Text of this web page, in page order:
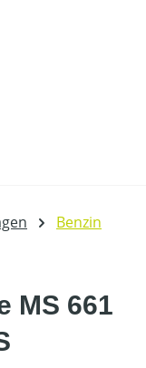
Benzin
MS 661